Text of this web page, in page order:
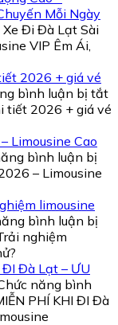
Mỗi Ngày
Xe Đi Đà Lạt Sài
VIP Êm Ái,
2026 + giá vé
bình luận bị tắt
tiết 2026 + giá vé
Limousine Cao
bình luận bị
– Limousine
limousine
bình luận bị
nghiệm
ĐI Đà Lạt – ƯU
năng bình
PHÍ KHI ĐI Đà